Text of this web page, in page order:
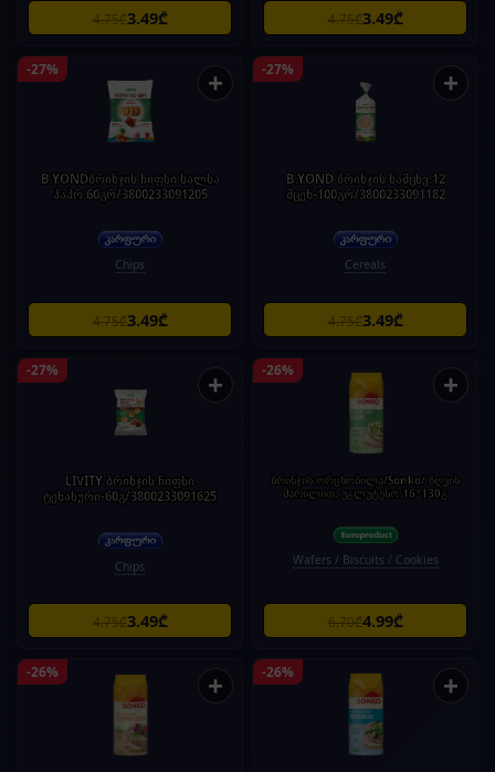
4.75₾3.49₾ 4.75₾3.49₾
-27% +
B.YONDბრინჯის ჩიფსი სალსა
პაპრ.60გრ/3800233091205
Chips
4.75₾3.49₾
-27% +
B.YOND ბრინჯის ნამცხვ.12
მცენ-100გრ/3800233091182
Cereals
4.75₾3.49₾
-27% +
LIVITY ბრინჯის ჩიფსი
ტეხასური-60გ/3800233091625
Chips
4.75₾3.49₾
-26% +
ბრინჯის ორცხობილა/Sonko/ ზღვის
მარილით, უგლუტენო 16*130გ
Wafers / Biscuits / Cookies
6.70₾4.99₾
-26% + -26% +